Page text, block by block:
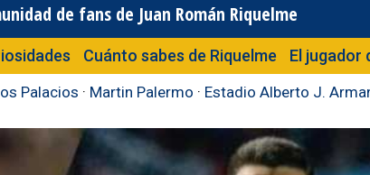
de fans de Juan Román Riquelme
Cuánto sabes de Riquelme El jugador
Palacios · Martin Palermo · Estadio Alberto J.